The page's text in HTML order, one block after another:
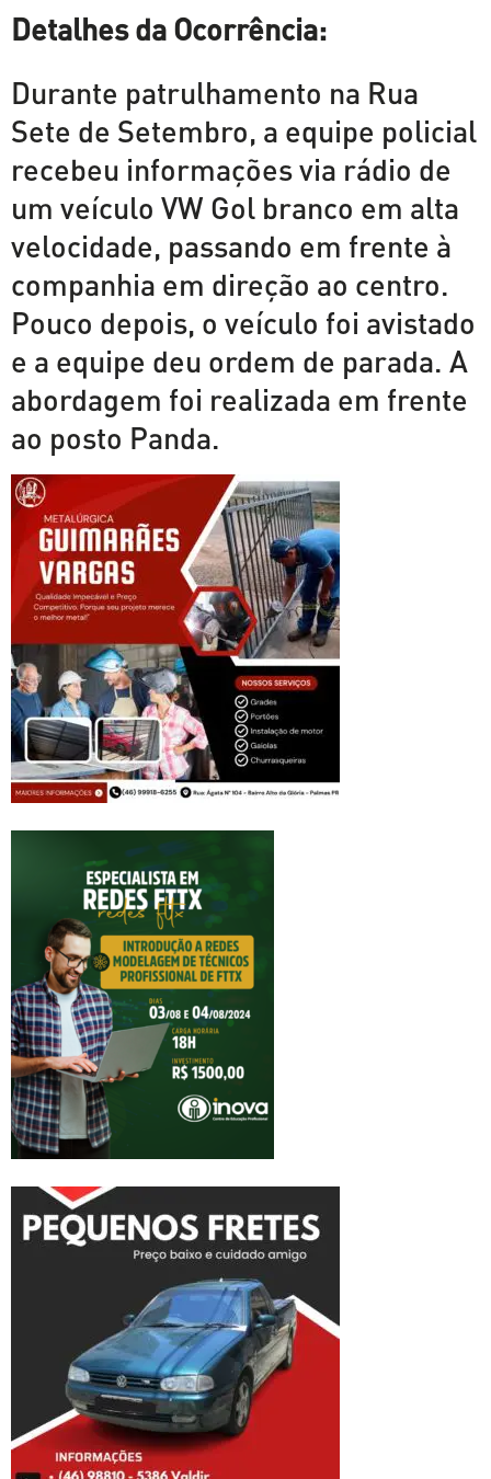
Detalhes da Ocorrência:
Durante patrulhamento na Rua
Sete de Setembro, a equipe policial
recebeu informações via rádio de
um veículo VW Gol branco em alta
velocidade, passando em frente à
companhia em direção ao centro.
Pouco depois, o veículo foi avistado
e a equipe deu ordem de parada. A
abordagem foi realizada em frente
ao posto Panda.